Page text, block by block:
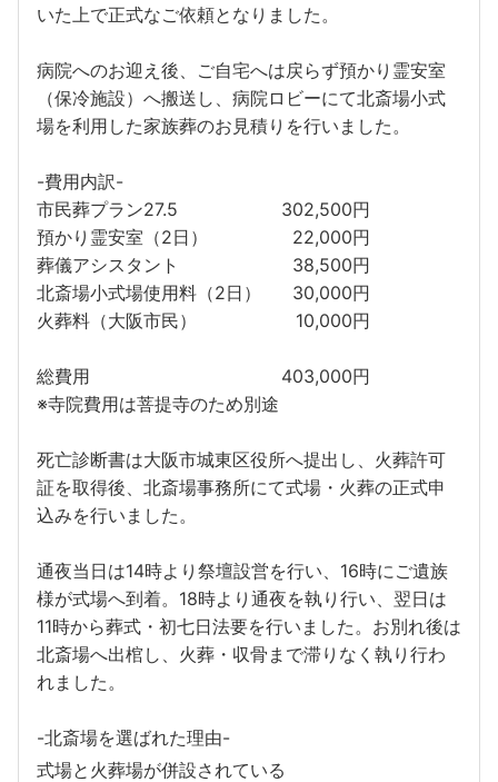
いた上で正式なご依頼となりました。
病院へのお迎え後、ご自宅へは戻らず預かり霊安室
（保冷施設）へ搬送し、病院ロビーにて北斎場小式
場を利用した家族葬のお見積りを行いました。
-費用内訳-
市民葬プラン27.5
302,500円
預かり霊安室（2日）
22,000円
葬儀アシスタント
38,500円
北斎場小式場使用料（2日）
30,000円
火葬料（大阪市民）
10,000円
総費用
403,000円
※寺院費用は菩提寺のため別途
死亡診断書は大阪市城東区役所へ提出し、火葬許可
証を取得後、北斎場事務所にて式場・火葬の正式申
込みを行いました。
通夜当日は14時より祭壇設営を行い、16時にご遺族
様が式場へ到着。18時より通夜を執り行い、翌日は
11時から葬式・初七日法要を行いました。お別れ後は
北斎場へ出棺し、火葬・収骨まで滞りなく執り行わ
れました。
-北斎場を選ばれた理由-
式場と火葬場が併設されている